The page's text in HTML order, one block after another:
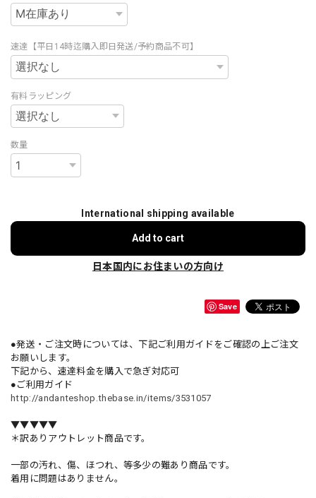
速達【平日14時迄購入即日発送/予約商品不可】
有料ラッピング
数量
International shipping available
Add to cart
日本国内にお住まいの方向け
Save
●発送・ご注文時については、下記ご利用ガイドをご確認の上ご注文
お願いします。
下記から、速達料金を購入で急ぎ対応可
●ご利用ガイド
http://andanteshop.thebase.in/items/3531057
▼▼▼▼▼
＊訳ありアウトレット商品です。
一部の汚れ、傷、ほつれ、等多少の難あり商品です。
着用に問題はありません。